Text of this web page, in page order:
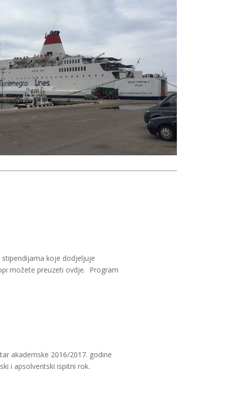
koje dodjeljuje
možete preuzeti ovdje. Program
akademske 2016/2017. godine
i apsolventski ispitni rok.